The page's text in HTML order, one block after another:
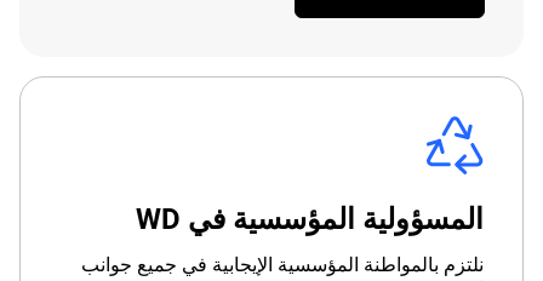
المسؤولية المؤسسية في WD
نلتزم بالمواطنة المؤسسية الإيجابية في جميع جوانب